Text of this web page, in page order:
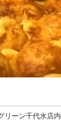
リーン千代水店内